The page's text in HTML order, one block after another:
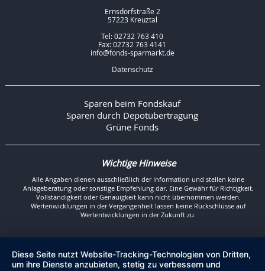
Ernsdorfstraße 2
57223 Kreuztal
Tel: 02732 763 410
Fax: 02732 763 4141
info@fonds-sparmarkt.de
Datenschutz
Sparen beim Fondskauf
Sparen durch Depotübertragung
Grüne Fonds
Wichtige Hinweise
Alle Angaben dienen ausschließlich der Information und stellen keine
Anlageberatung oder sonstige Empfehlung dar. Eine Gewähr für Richtigkeit,
Vollständigkeit oder Genauigkeit kann nicht übernommen werden.
Wertenwicklungen in der Vergangenheit lassen keine Rückschlüsse auf
Wertentwicklungen in der Zukunft zu.
Diese Seite nutzt Website-Tracking-Technologien von Dritten,
um ihre Dienste anzubieten, stetig zu verbessern und